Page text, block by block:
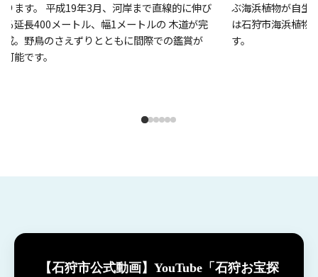
ります。 平成19年3月、河岸まで直線的に伸び
る延長400メートル、幅1メートルの 木道が完
成。野鳥のさえずりとともに間際での鑑賞が
可能です。
ぶ海浜植物が自生
は石狩市海浜植物
す。
【石狩市公式動画】YouTube「石狩お宝探